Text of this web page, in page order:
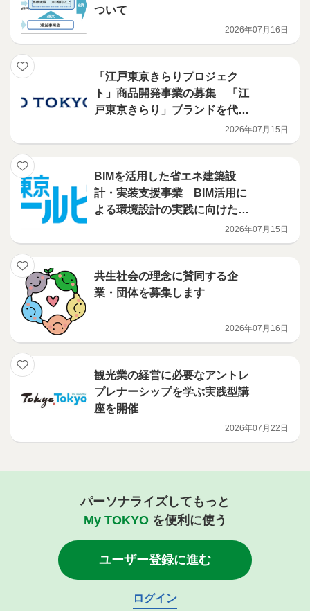
ついて
2026年07月16日
「江戸東京きらりプロジェク
ト」商品開発事業の募集 「江
戸東京きらり」ブランドを代表
する商品の開発を行う意欲ある
事業者を募集します！
2026年07月15日
BIMを活用した省エネ建築設
計・実装支援事業 BIM活用に
よる環境設計の実践に向けたハ
2026年07月15日
共生社会の理念に賛同する企
業・団体を募集します
2026年07月16日
観光業の経営に必要なアントレ
プレナーシップを学ぶ実践型講
座を開催
2026年07月22日
パーソナライズしてもっと
My TOKYOを便利に使う
ユーザー登録に進む
ログイン